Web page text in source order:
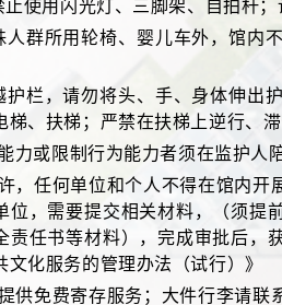
止使用闪光灯、三脚架、自拍杆
人群所用轮椅、婴儿车外，馆内
护栏，请勿将头、手、身体伸出
梯、扶梯；严禁在扶梯上逆行、
力或限制行为能力者须在监护人
，任何单位和个人不得在馆内
位，需要提交相关材料，（须提
责任书等材料），完成审批后，
文化服务的管理办法（试行）》
供免费寄存服务；大件行李请